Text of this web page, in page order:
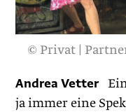
© Privat |
Andrea VetterEin
ja immer eine